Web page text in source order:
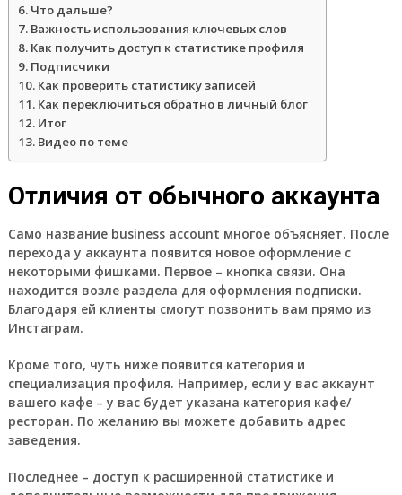
Что дальше?
Важность использования ключевых слов
Как получить доступ к статистике профиля
Подписчики
Как проверить статистику записей
Как переключиться обратно в личный блог
Итог
Видео по теме
Отличия от обычного аккаунта
Само название business account многое объясняет. После
перехода у аккаунта появится новое оформление с
некоторыми фишками. Первое – кнопка связи. Она
находится возле раздела для оформления подписки.
Благодаря ей клиенты смогут позвонить вам прямо из
Инстаграм.
Кроме того, чуть ниже появится категория и
специализация профиля. Например, если у вас аккаунт
вашего кафе – у вас будет указана категория кафе/
ресторан. По желанию вы можете добавить адрес
заведения.
Последнее – доступ к расширенной статистике и